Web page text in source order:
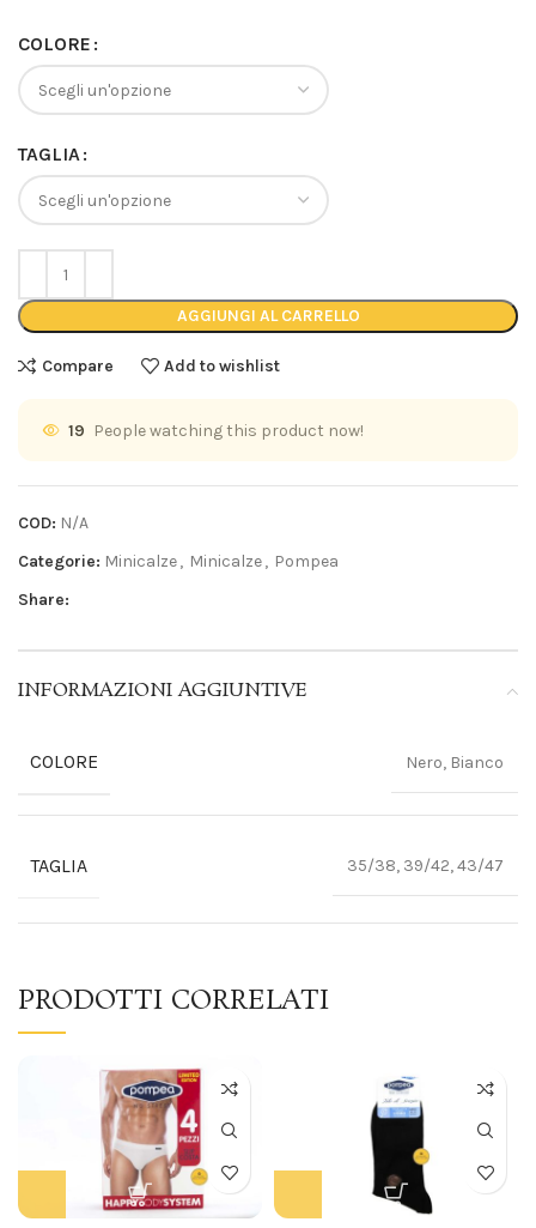
COLORE
TAGLIA
AGGIUNGI AL CARRELLO
Compare Add to wishlist
19 People watching this product now!
COD: N/A
Categorie: Minicalze, Minicalze, Pompea
Share:
INFORMAZIONI AGGIUNTIVE
COLORE Nero, Bianco
TAGLIA 35/38, 39/42, 43/47
PRODOTTI CORRELATI